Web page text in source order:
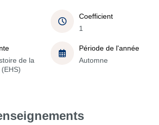
Coefficient
1
de la
Période de l'année
Automne